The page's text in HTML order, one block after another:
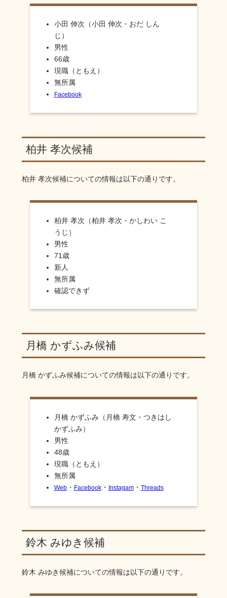
小田 伸次（小田 伸次・おだ しん
じ）
男性
66歳
現職（ともえ）
無所属
Facebook
柏井 孝次候補
柏井 孝次候補についての情報は以下の通りです。
柏井 孝次（柏井 孝次・かしわい こ
うじ）
男性
71歳
新人
無所属
確認できず
月橋 かずふみ候補
月橋 かずふみ候補についての情報は以下の通りです。
月橋 かずふみ（月橋 寿文・つきはし
かずふみ）
男性
48歳
現職（ともえ）
無所属
Web・ Facebook・ Instagam・ Threads
鈴木 みゆき候補
鈴木 みゆき 候補についての情報は以下の通りです。